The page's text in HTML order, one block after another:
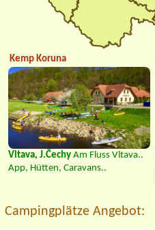
Kemp Koruna
Vltava, J.Čechy Am Fluss Vltava..
App, Hütten, Caravans..
Campingplätze Angebot: